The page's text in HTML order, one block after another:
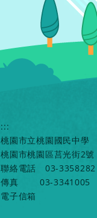
:::
桃園市立桃園國民中學
桃園市桃園區莒光街2號
聯絡電話
03-3358282
傳真
03-3341005
電子信箱